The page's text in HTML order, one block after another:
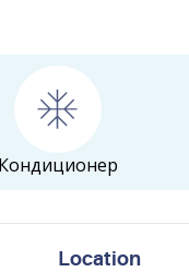
Кондиционер
Location